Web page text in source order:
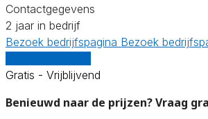
Contactgegevens
2 jaar in bedrijf
Bezoek bedrijfspagina Bezoek
Gratis - Vrijblijvend
Benieuwd naar de prijzen? Vraag